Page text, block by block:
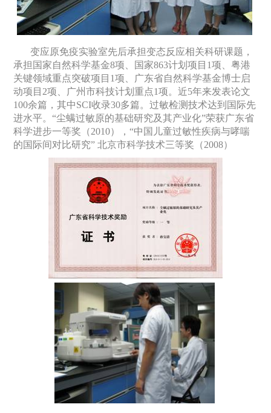
变应原免疫实验室先后承担变态反应相关科研课题，
承担国家自然科学基金8项、国家863计划项目 1项、粤港
关键领域重点突破项目 1项、广东省自然科学基金博士启
动项目 2项、广州市科技计划重点1项。近5年来发表论文
100余篇，其中SCI收录30多篇。过敏检测技术达到国际先
进水平。“尘螨过敏原的基础研究及其产业化”荣获广东省
科学进步一等奖（2010），“中国儿童过敏性疾病与哮喘
的国际间对比研究” 北京市科学技术三等奖（2008）